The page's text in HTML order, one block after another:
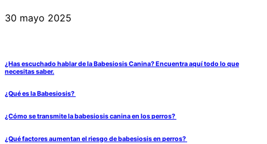
30 mayo 2025
¿Has escuchado hablar de la Babesiosis Canina? Encuentra aquí todo lo que
necesitas saber.
¿Qué es la Babesiosis?
¿Cómo se transmite la babesiosis canina en los perros?
¿Qué factores aumentan el riesgo de babesiosis en perros?